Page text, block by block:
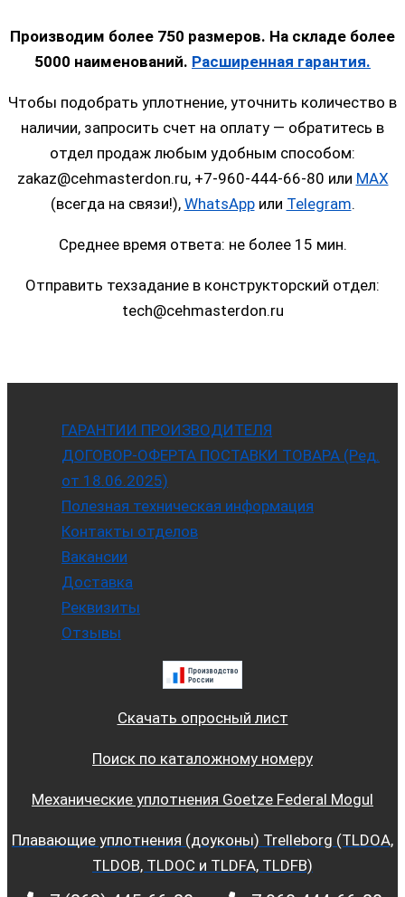
Производим более 750 размеров. На складе более
5000 наименований. Расширенная гарантия.
Чтобы подобрать уплотнение, уточнить количество в
наличии, запросить счет на оплату — обратитесь в
отдел продаж любым удобным способом:
zakaz@cehmasterdon.ru, +7-960-444-66-80 или MAX
(всегда на связи!), WhatsAppили Telegram.
Среднее время ответа: не более 15 мин.
Отправить техзадание в конструкторский отдел:
tech@cehmasterdon.ru
ГАРАНТИИ ПРОИЗВОДИТЕЛЯ
ДОГОВОР-ОФЕРТА ПОСТАВКИ ТОВАРА (Ред.
от 18.06.2025)
Полезная техническая информация
Контакты отделов
Вакансии
Доставка
Реквизиты
Отзывы
Скачать опросный лист
Поиск по каталожному номеру
Механические уплотнения Goetze Federal Mogul
Плавающие уплотнения (доуконы) Trelleborg (TLDOA,
TLDOB, TLDOC и TLDFA, TLDFB)